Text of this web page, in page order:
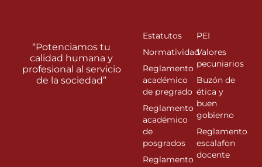
“Potenciamos tu
calidad humana y
profesional al servicio
de la sociedad”
Estatutos
Normatividad
Reglamento
académico
de pregrado
Reglamento
académico
de
posgrados
Reglamento
PEI
Valores
pecuniarios
Buzón de
ética y
buen
gobierno
Reglamento
escalafon
docente